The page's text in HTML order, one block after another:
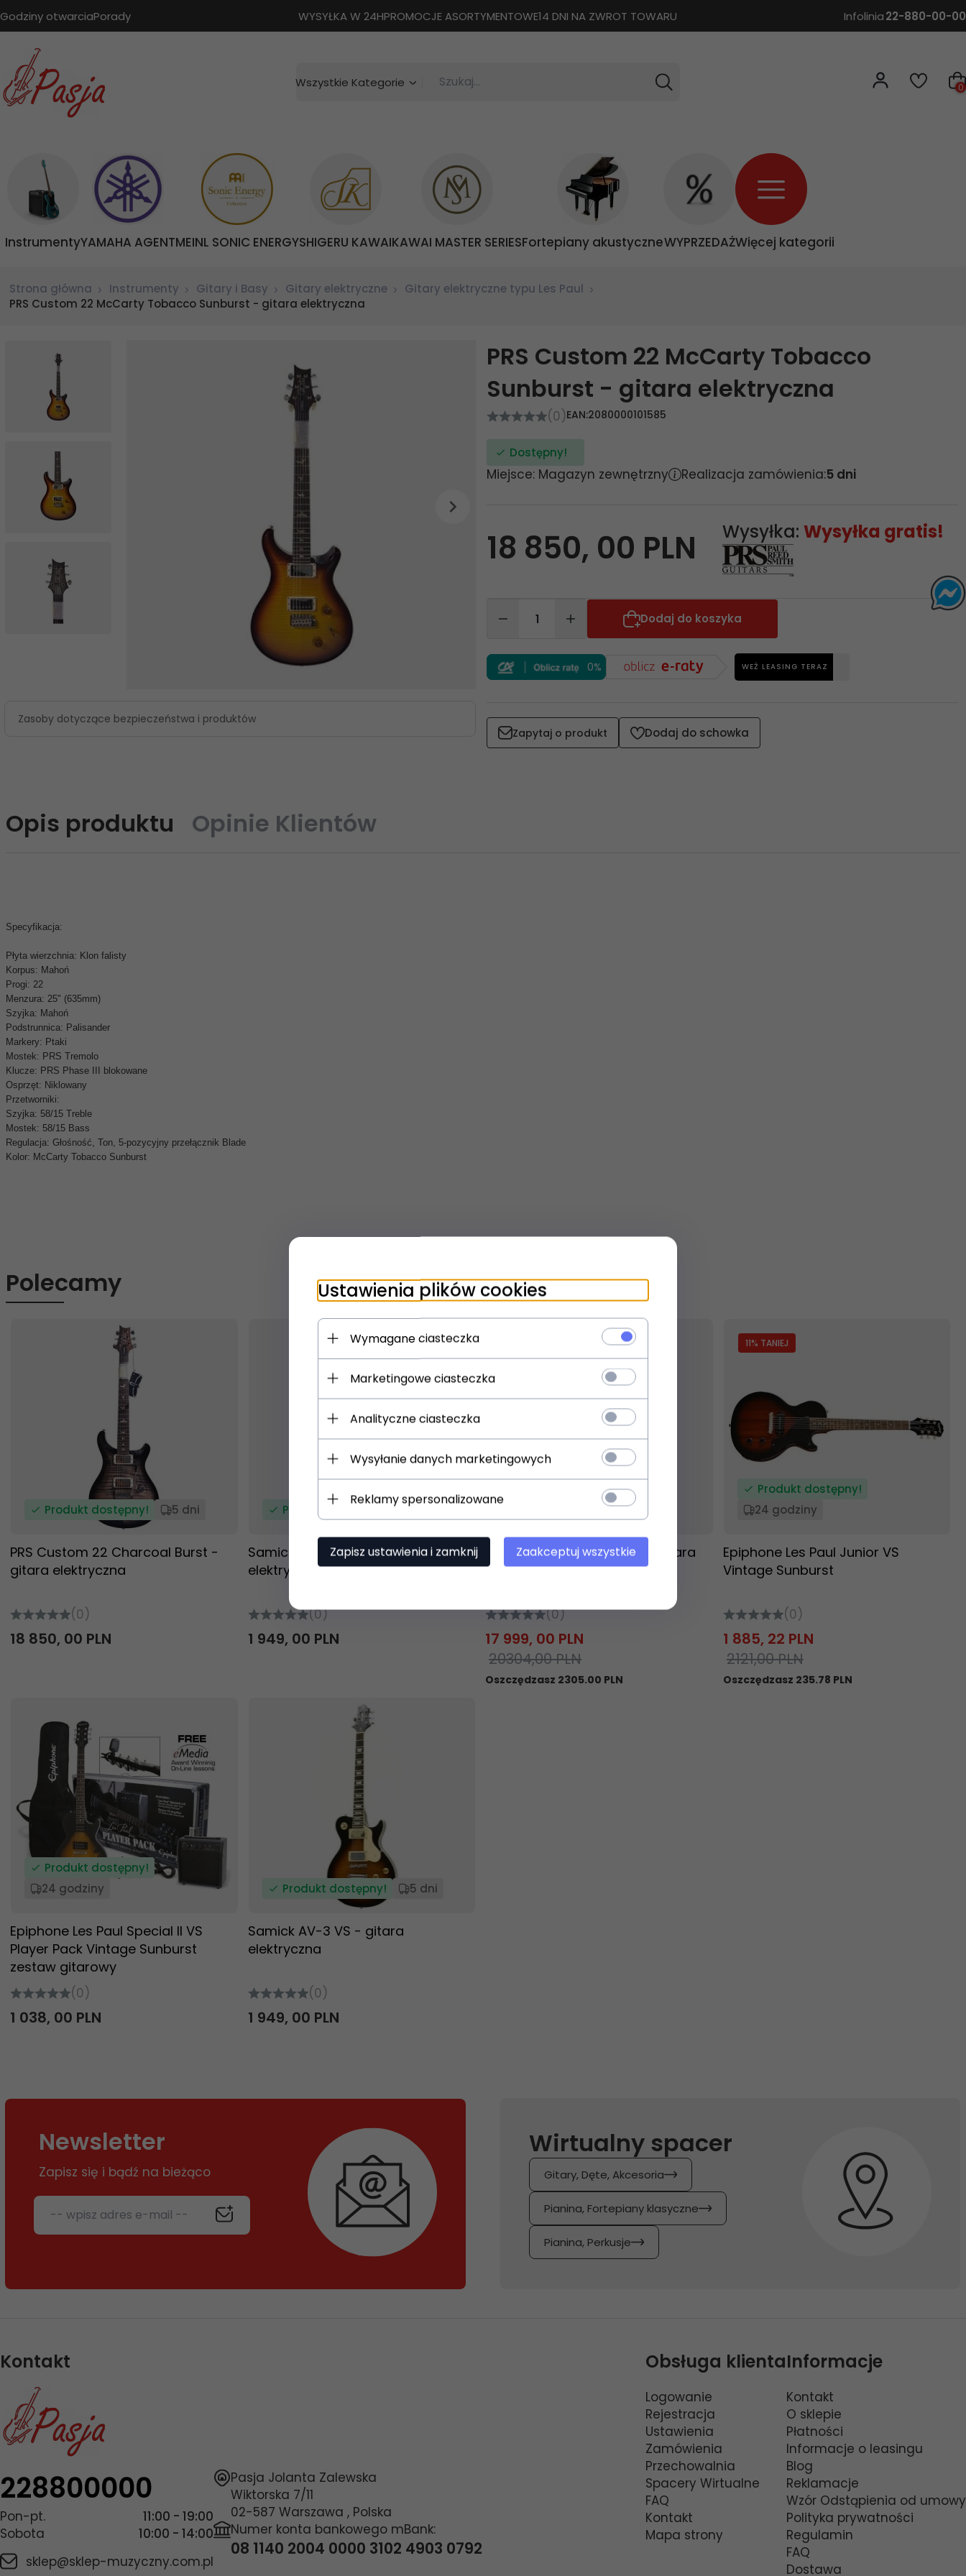
Godziny otwarciaPorady WYSYŁKA W 24HPROMOCJE ASORTYMENTOWE14 DNI NA ZWROT TOWARU Infolinia22-880-00-00
categories_searcher
Wszystkie Kategorie Szukaj... 0
InstrumentyYAMAHA AGENTMEINL SONIC ENERGYSHIGERU KAWAIKAWAI MASTER SERIESFortepiany akustyczneWYPRZEDAŻWięcej kategorii
Strona główna Instrumenty Gitary i Basy Gitary elektryczne
Gitary elektryczne typu Les Paul
PRS Custom 22 McCarty Tobacco Sunburst - gitara elektryczna
Zasoby dotyczące bezpieczeństwa i produktów
PRS Custom 22 McCarty Tobacco
Sunburst - gitara elektryczna
(0)EAN:2080000101585
Dostępny!
Miejsce: Magazyn zewnętrzny Realizacja zamówienia:5 dni
18 850, 00 PLN Wysyłka: Wysyłka gratis!
Dodaj do koszyka
0% WEŹ LEASING TERAZ
Zapytaj o produkt Dodaj do schowka
Opis produktu Opinie Klientów
Specyfikacja:
Płyta wierzchnia: Klon falisty
Korpus: Mahoń
Progi: 22
Menzura: 25" (635mm)
Szyjka: Mahoń
Podstrunnica: Palisander
Markery: Ptaki
Mostek: PRS Tremolo
Klucze: PRS Phase III blokowane
Osprzęt: Niklowany
Przetworniki:
Szyjka: 58/15 Treble
Mostek: 58/15 Bass
Regulacja: Głośność, Ton, 5-pozycyjny przełącznik Blade
Kolor: McCarty Tobacco Sunburst
Polecamy
Produkt dostępny! 5 dni
PRS Custom 22 Charcoal Burst -
gitara elektryczna
(0)
18 850, 00 PLN
Produkt dostępny! 5 dni
Samick AV 3 TR - gitara
elektryczna
(0)
1 949, 00 PLN
Produkt dostępny!
PRS Tremonti Gray Black - gitara
elektryczna USA
(0)
17 999, 00 PLN
20304,00 PLN
Oszczędzasz 2305.00 PLN
11% TANIEJ
Produkt dostępny!
24 godziny
Epiphone Les Paul Junior VS
Vintage Sunburst
(0)
1 885, 22 PLN
2121,00 PLN
Oszczędzasz 235.78 PLN
Produkt dostępny!
24 godziny
Epiphone Les Paul Special II VS
Player Pack Vintage Sunburst
zestaw gitarowy
(0)
1 038, 00 PLN
Produkt dostępny! 5 dni
Samick AV-3 VS - gitara
elektryczna
(0)
1 949, 00 PLN
Newsletter
Zapisz się i bądź na bieżąco
-- wpisz adres e-mail --
Wirtualny spacer
Gitary, Dęte, Akcesoria
Pianina, Fortepiany klasyczne
Pianina, Perkusje
Kontakt
228800000
Pon-pt.
11:00 - 19:00
Sobota
10:00 - 14:00
sklep@sklep-muzyczny.com.pl
Pasja Jolanta Zalewska
Wiktorska 7/11
02-587 Warszawa , Polska
Numer konta bankowego mBank:
08 1140 2004 0000 3102 4903 0792
Obsługa klienta
Logowanie
Rejestracja
Ustawienia
Zamówienia
Przechowalnia
Spacery Wirtualne
FAQ
Kontakt
Mapa strony
Informacje
Kontakt
O sklepie
Płatności
Informacje o leasingu
Blog
Reklamacje
Wzór Odstąpienia od umowy
Polityka prywatności
Regulamin
FAQ
Dostawa
Ustawienia plików cookies
Wymagane ciasteczka
Marketingowe ciasteczka
Analityczne ciasteczka
Wysyłanie danych marketingowych
Reklamy spersonalizowane
Zapisz ustawienia i zamknij Zaakceptuj wszystkie